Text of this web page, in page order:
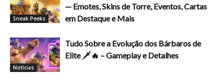
Sneak Peeks
— Emotes, Skins de Torre, Eventos, Cartas
em Destaque e Mais
Notícias
Tudo Sobre a Evolução dos Bárbaros de
Elite 🗡️🔥 – Gameplay e Detalhes